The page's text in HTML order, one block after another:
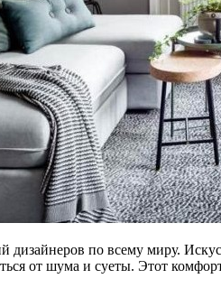
дизайнеров по всему миру.
от шума и суеты. Этот